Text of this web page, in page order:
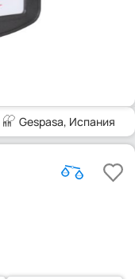
Gespasa, Испания